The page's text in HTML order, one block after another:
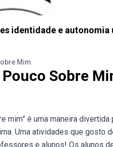
identidade e autonomia
Mim
Sobre
mim” é uma maneira
Uma atividades que gosto
e alunos! Os alunos